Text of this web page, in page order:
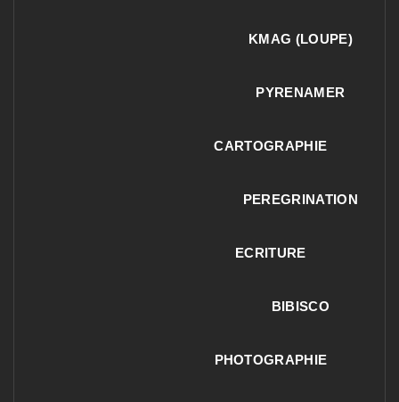
KMAG (LOUPE)
PYRENAMER
CARTOGRAPHIE
PEREGRINATION
ECRITURE
BIBISCO
PHOTOGRAPHIE